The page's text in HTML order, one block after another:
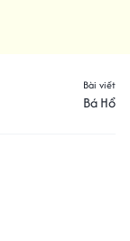
Bài viết
Bá Hổ